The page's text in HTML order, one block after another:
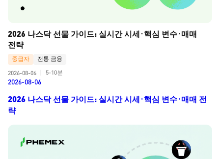
2026 나스닥 선물 가이드: 실시간 시세·핵심 변수·매매
전략
중급자
전통 금융
2026-08-06
5-10분
2026-08-06
2026 나스닥 선물 가이드: 실시간 시세·핵심 변수·매매 전
략